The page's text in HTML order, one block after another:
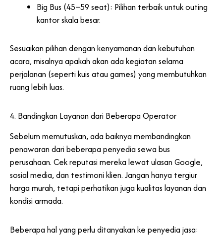
Big Bus (45–59 seat): Pilihan terbaik untuk outing
kantor skala besar.
Sesuaikan pilihan dengan kenyamanan dan kebutuhan
acara, misalnya apakah akan ada kegiatan selama
perjalanan (seperti kuis atau games) yang membutuhkan
ruang lebih luas.
4. Bandingkan Layanan dari Beberapa Operator
Sebelum memutuskan, ada baiknya membandingkan
penawaran dari beberapa penyedia sewa bus
perusahaan. Cek reputasi mereka lewat ulasan Google,
sosial media, dan testimoni klien. Jangan hanya tergiur
harga murah, tetapi perhatikan juga kualitas layanan dan
kondisi armada.
Beberapa hal yang perlu ditanyakan ke penyedia jasa: